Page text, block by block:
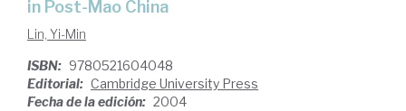
in Post-Mao China
Lin, Yi-Min
ISBN: 9780521604048
Editorial: Cambridge University Press
Fecha de la edición: 2004